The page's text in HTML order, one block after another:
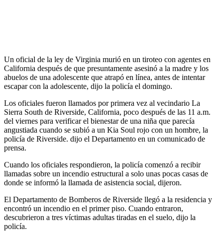
Un oficial de la ley de Virginia murió en un tiroteo con agentes en
California después de que presuntamente asesinó a la madre y los
abuelos de una adolescente que atrapó en línea, antes de intentar
escapar con la adolescente, dijo la policía el domingo.
Los oficiales fueron llamados por primera vez al vecindario La
Sierra South de Riverside, California, poco después de las 11 a.m.
del viernes para verificar el bienestar de una niña que parecía
angustiada cuando se subió a un Kia Soul rojo con un hombre, la
policía de Riverside. dijo el Departamento en un comunicado de
prensa.
Cuando los oficiales respondieron, la policía comenzó a recibir
llamadas sobre un incendio estructural a solo unas pocas casas de
donde se informó la llamada de asistencia social, dijeron.
El Departamento de Bomberos de Riverside llegó a la residencia y
encontró un incendio en el primer piso. Cuando entraron,
descubrieron a tres víctimas adultas tiradas en el suelo, dijo la
policía.